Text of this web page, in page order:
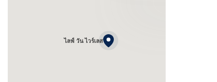
ไลฟ์ วัน ไวร์เลส